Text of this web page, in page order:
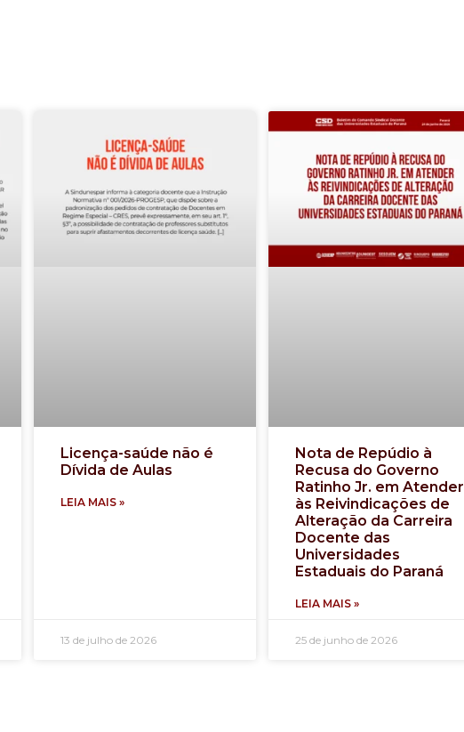
Licença-saúde não é
Dívida de Aulas
LEIA MAIS »
13 de julho de 2026
Nota de Repúdio à
Recusa do Governo
Ratinho Jr. em Atender
às Reivindicações de
Alteração da Carreira
Docente das
Universidades
Estaduais do Paraná
LEIA MAIS »
25 de junho de 2026